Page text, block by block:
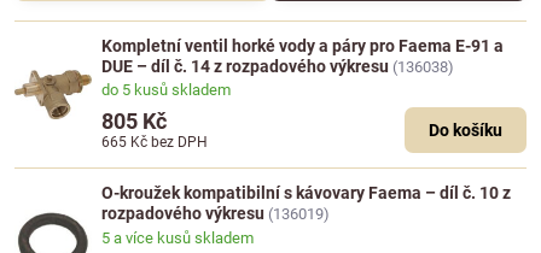
Kompletní ventil horké vody a páry pro Faema E-91 a
DUE – díl č. 14 z rozpadového výkresu (136038)
do 5 kusů skladem
805 Kč
665 Kč bez DPH
Do košíku
O-kroužek kompatibilní s kávovary Faema – díl č. 10 z
rozpadového výkresu (136019)
5 a více kusů skladem